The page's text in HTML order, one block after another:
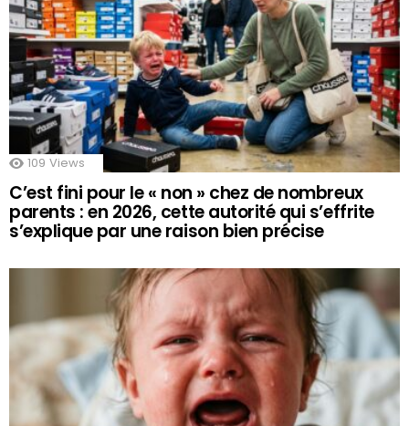
109 Views
C’est fini pour le « non » chez de nombreux
parents : en 2026, cette autorité qui s’effrite
s’explique par une raison bien précise